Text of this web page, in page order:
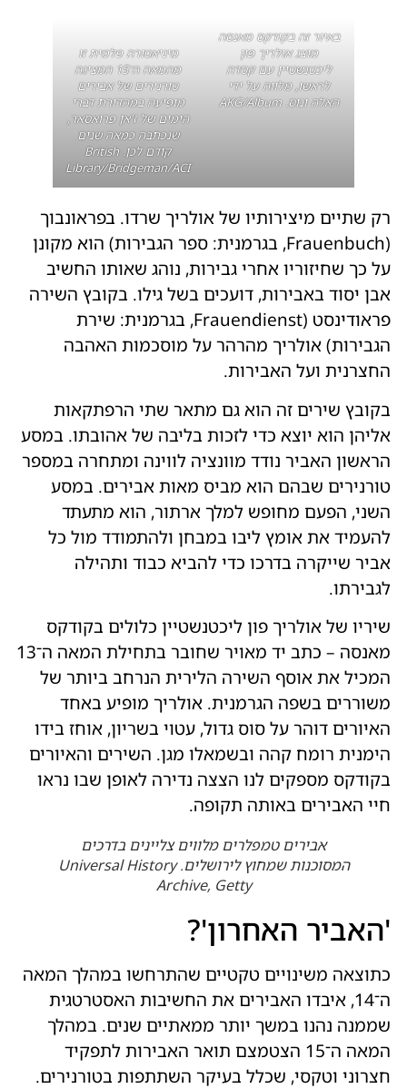
באיור זה בקודקס מאנסה
מוצג אולריך פון
ליכטנשטיין עם קסדה
לראשו, מלווה על ידי
האלה ונוס. AKG/Album
מיניאטורה פלמית זו
מהמאה ה־15 המציגה
טורנירים של אבירים
מופיעה במהדורת דברי
הימים של ז'אן פרואסאר,
שנכתבה כמאה שנים
קודם לכן. British
Library/Bridgeman/ACI
רק שתיים מיצירותיו של אולריך שרדו. בפראונבוך
(Frauenbuch, בגרמנית: ספר הגבירות) הוא מקונן
על כך שחיזוריו אחרי גבירות, נוהג שאותו החשיב
אבן יסוד באבירות, דועכים בשל גילו. בקובץ השירה
פראודינסט (Frauendienst, בגרמנית: שירת
הגבירות) אולריך מהרהר על מוסכמות האהבה
החצרנית ועל האבירות.
בקובץ שירים זה הוא גם מתאר שתי הרפתקאות
אליהן הוא יוצא כדי לזכות בליבה של אהובתו. במסע
הראשון האביר נודד מוונציה לווינה ומתחרה במספר
טורנירים שבהם הוא מביס מאות אבירים. במסע
השני, הפעם מחופש למלך ארתור, הוא מתעתד
להעמיד את אומץ ליבו במבחן ולהתמודד מול כל
אביר שייקרה בדרכו כדי להביא כבוד ותהילה
לגבירתו.
שיריו של אולריך פון ליכטנשטיין כלולים בקודקס
מאנסה – כתב יד מאויר שחובר בתחילת המאה ה־13
המכיל את אוסף השירה הלירית הנרחב ביותר של
משוררים בשפה הגרמנית. אולריך מופיע באחד
האיורים דוהר על סוס גדול, עטוי בשריון, אוחז בידו
הימנית רומח קהה ובשמאלו מגן. השירים והאיורים
בקודקס מספקים לנו הצצה נדירה לאופן שבו נראו
חיי האבירים באותה תקופה.
אבירים טמפלרים מלווים צליינים בדרכים
המסוכנות שמחוץ לירושלים. Universal History
Archive, Getty
'האביר האחרון'?
כתוצאה משינויים טקטיים שהתרחשו במהלך המאה
ה־14, איבדו האבירים את החשיבות האסטרטגית
שממנה נהנו במשך יותר ממאתיים שנים. במהלך
המאה ה־15 הצטמצם תואר האבירות לתפקיד
חצרוני וטקסי, שכלל בעיקר השתתפות בטורנירים.